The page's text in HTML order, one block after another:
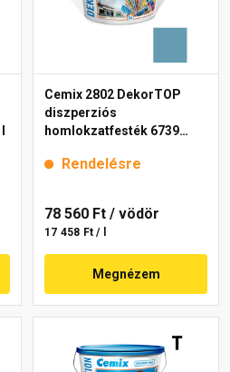
Cemix 2802 DekorTOP
diszperziós
homlokzatfesték 6739
Rendelésre
78 560 Ft / vödör
17 458 Ft / l
Megnézem